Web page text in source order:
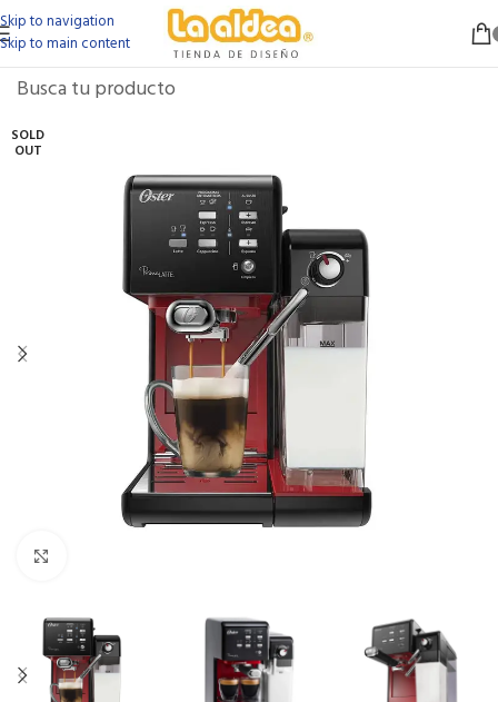
Skip to navigation
Skip to main content
SOLD
OUT